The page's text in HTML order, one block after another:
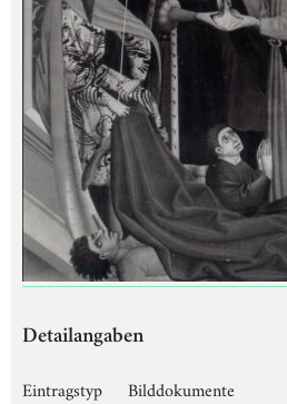
Detailangaben
Eintragstyp
Bilddokumente